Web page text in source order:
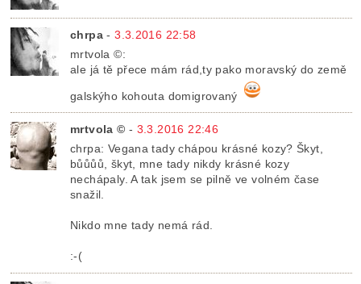
chrpa -3.3.2016 22:58
mrtvola ©:
ale já tě přece mám rád,ty pako moravský do země
galskýho kohouta domigrovaný
mrtvola © - 3.3.2016 22:46
chrpa: Vegana tady chápou krásné kozy? Škyt,
bůůůů, škyt, mne tady nikdy krásné kozy
nechápaly. A tak jsem se pilně ve volném čase
snažil.
Nikdo mne tady nemá rád.
:-(